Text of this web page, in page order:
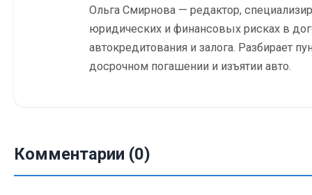
Ольга Смирнова — редактор,
юридических и финансовых рисках в
автокредитования и залога. Разбирает
досрочном погашении и изъятии авто.
Комментарии (0)